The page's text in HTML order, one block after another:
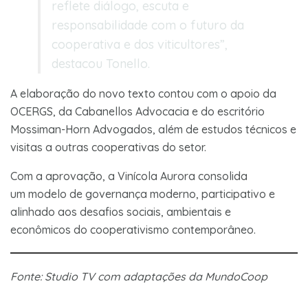
reflete diálogo, escuta e
responsabilidade com o futuro da
cooperativa e dos viticultores”,
destacou Tonello.
A elaboração do novo texto contou com o apoio da
OCERGS, da Cabanellos Advocacia e do escritório
Mossiman-Horn Advogados, além de estudos técnicos e
visitas a outras cooperativas do setor.
Com a aprovação, a Vinícola Aurora consolida
um modelo de governança moderno, participativo e
alinhado aos desafios sociais, ambientais e
econômicos do cooperativismo contemporâneo.
Fonte: Studio TV com adaptações da MundoCoop